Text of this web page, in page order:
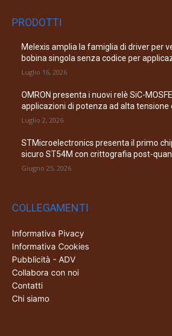
PRODOTTI
Melexis amplia la famiglia di driver per
bobina singola senza codice per
Luglio 16, 2026
OMRON presenta i nuovi relè SiC-
applicazioni di potenza ad alta tensione
Luglio 2, 2026
STMicroelectronics presenta il primo
sicuro ST54M con crittografia post-
Giugno 25, 2026
COLLEGAMENTI
Informativa Pivacy
Informativa Cookies
Pubblicità - ADV
Collabora con noi
Contatti
Chi siamo